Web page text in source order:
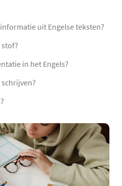
uit Engelse teksten?
in het Engels?